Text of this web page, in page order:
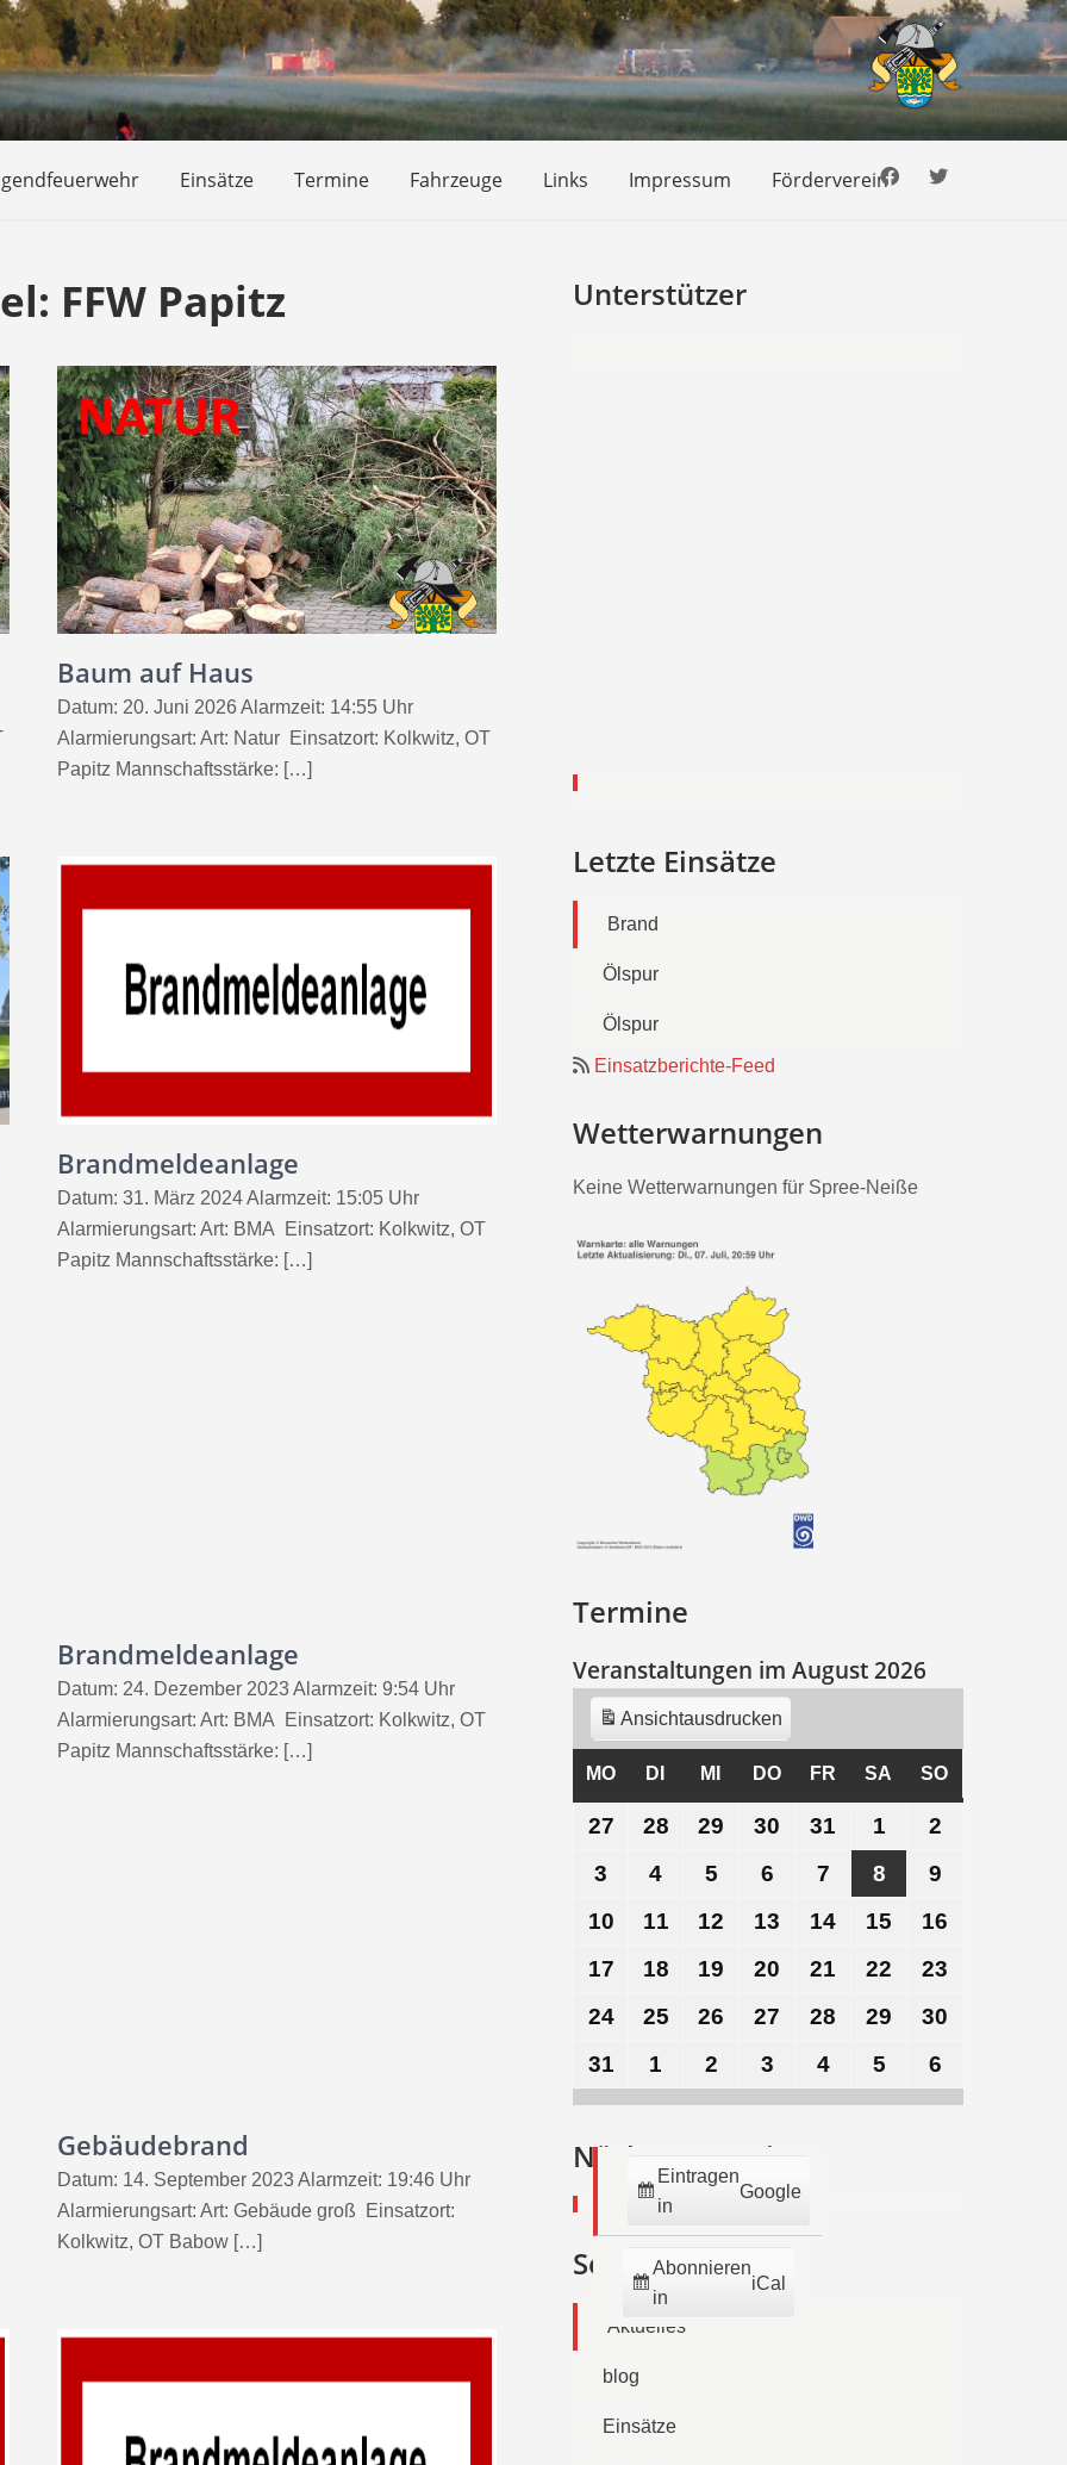
Einsätze Termine Fahrzeuge Links Impressum Förderverein
FFW Papitz
Baum auf Haus
Datum: 20. Juni 2026 Alarmzeit: 14:55 Uhr
Alarmierungsart: Art: Natur Einsatzort: Kolkwitz, OT
Papitz Mannschaftsstärke: […]
Brandmeldeanlage
Datum: 31. März 2024 Alarmzeit: 15:05 Uhr
Alarmierungsart: Art: BMA Einsatzort: Kolkwitz, OT
Papitz Mannschaftsstärke: […]
Brandmeldeanlage
Datum: 24. Dezember 2023 Alarmzeit: 9:54 Uhr
Alarmierungsart: Art: BMA Einsatzort: Kolkwitz, OT
Papitz Mannschaftsstärke: […]
Gebäudebrand
Datum: 14. September 2023 Alarmzeit: 19:46 Uhr
Alarmierungsart: Art: Gebäude groß Einsatzort:
Kolkwitz, OT Babow […]
Unterstützer
Letzte Einsätze
Brand
Ölspur
Ölspur
Einsatzberichte-Feed
Wetterwarnungen
Keine Wetterwarnungen für Spree-Neiße
Termine
Veranstaltungen im August 2026
Ansichtausdrucken
MOMONTAG
DI DIENSTAG
MI MITTWOCH
DODONNERSTAG
FR FREITAG
SA SAMSTAG
SO
27 27.28 28.
Juli
29 29.
Juli
30 30.
Juli
31
Juli
2026
1
August
2026
2
3
August
4
August
5
August
6
August
7
August
8
August
9
August
10 10.
August
11 11.
August
12 12.
August
13 13.
August
14 14.
August
15 15.
August
16
17 17.
August
18 18.
August
19 19.
August
20 20.
August
21 21.
August
22 22.
August
23
2424.
August
2026
25 25.
August
2026
26 26.
August
2026
27 27.
August
2026
28 28.
August
2026
29 29.
August
2026
30
2026
31
August
1
September
2
September
3
September
44.
September
5
September
6
September
Eintragen
in
Google
Abonnieren
in
iCal
Nächste Termine:
Seiten
Aktuelles
blog
Einsätze